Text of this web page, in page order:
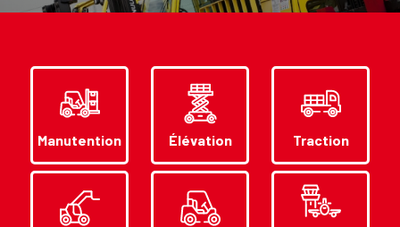
Manutention Élévation Traction